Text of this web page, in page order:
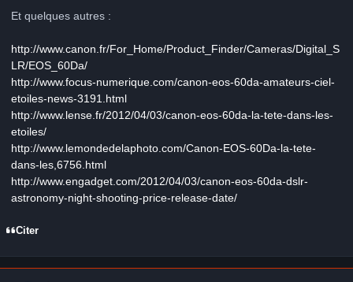
Et quelques autres :
http://www.canon.fr/For_Home/Product_Finder/Cameras/Digital_S
LR/EOS_60Da/
http://www.focus-numerique.com/canon-eos-60da-amateurs-ciel-
etoiles-news-3191.html
http://www.lense.fr/2012/04/03/canon-eos-60da-la-tete-dans-les-
etoiles/
http://www.lemondedelaphoto.com/Canon-EOS-60Da-la-tete-
dans-les,6756.html
http://www.engadget.com/2012/04/03/canon-eos-60da-dslr-
astronomy-night-shooting-price-release-date/
Citer